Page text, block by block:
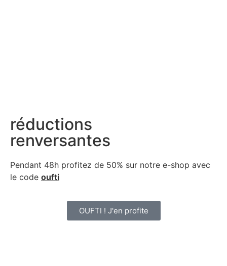
réductions
renversantes
Pendant 48h profitez de 50% sur notre e-shop avec
le code oufti
OUFTI ! J'en profite